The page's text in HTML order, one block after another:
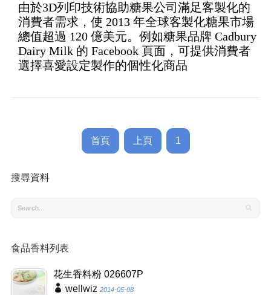
由於3D列印技術協助糖果公司滿足客製化的
消費者需求，使 2013 年全球客製化糖果市場
總值超過 120 億美元。例如糖果品牌 Cadbury
Dairy Milk 的 Facebook 頁面，可提供消費者
選擇喜愛設定製作的個性化商品
首頁 上頁 1
搜尋資料
食品香料列表
花生香料粉 026607P
wellwiz 2014-05-08